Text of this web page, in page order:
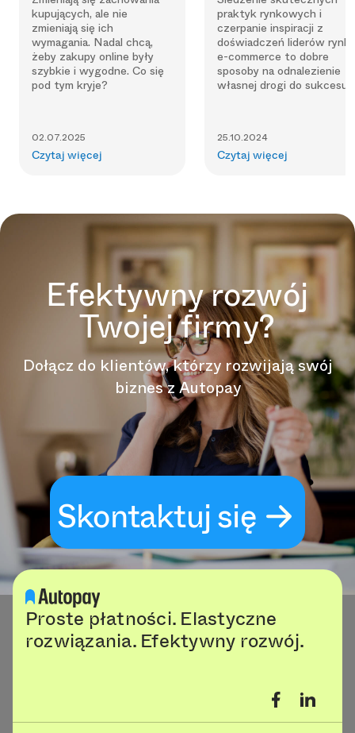
kupujących, ale nie
zmieniają się ich
wymagania. Nadal chcą,
żeby zakupy online były
szybkie i wygodne. Co się
pod tym kryje?
02.07.2025
Czytaj więcej
praktyk rynkowych i
czerpanie inspiracji z
doświadczeń liderów
e-commerce to dobre
sposoby na odnalezienie
własnej drogi do sukcesu.
25.10.2024
Czytaj więcej
Efektywny rozwój
Twojej firmy?
Dołącz do klientów, którzy rozwijają swój
biznes z Autopay
Skontaktuj się
Proste płatności. Elastyczne
rozwiązania. Efektywny rozwój.